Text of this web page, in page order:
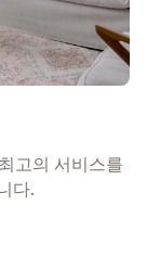
고의 서비스를
다.